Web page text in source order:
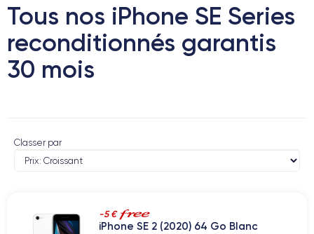
Tous nos iPhone SE Series
reconditionnés garantis
30 mois
Classer par
-5 €
iPhone SE 2 (2020) 64 Go Blanc